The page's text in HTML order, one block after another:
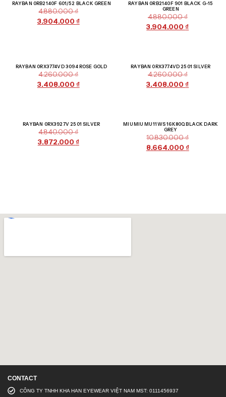
RAYBAN 0RB2140F 601/52 BLACK GREEN
4.880.000₫
3.904.000 ₫
RAYBAN 0RB2140F 901 BLACK G-15
GREEN
4.880.000₫
3.904.000₫
RAYBAN 0RX3774VD 3094 ROSE GOLD
4.260.000₫
3.408.000 ₫
RAYBAN 0RX3774VD 2501 SILVER
4.260.000₫
3.408.000₫
RAYBAN 0RX3927V 2501 SILVER
4.840.000₫
3.872.000 ₫
MIU MIU MU 11WS 16K80Q BLACK DARK
GREY
10.830.000₫
8.664.000 ₫
CONTACT
CÔNG TY TNHH KHA HAN EYEWEAR VIỆT NAM MST: 0111456937